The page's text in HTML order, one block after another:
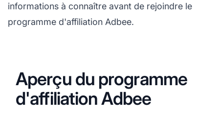
informations à connaître avant de rejoindre le
programme d'affiliation Adbee.
Aperçu du programme
d'affiliation Adbee